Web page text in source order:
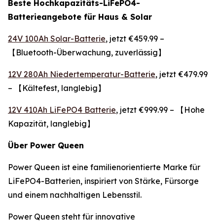
Beste Hochkapazitäts-LiFePO4-
Batterieangebote für Haus & Solar
24V 100Ah Solar-Batterie, jetzt €459.99 –
【Bluetooth-Überwachung, zuverlässig】
12V 280Ah Niedertemperatur-Batterie, jetzt €479.99
– 【Kältefest, langlebig】
12V 410Ah LiFePO4 Batterie, jetzt €999.99 – 【Hohe
Kapazität, langlebig】
Über Power Queen
Power Queen ist eine familienorientierte Marke für
LiFePO4-Batterien, inspiriert von Stärke, Fürsorge
und einem nachhaltigen Lebensstil.
Power Queen steht für innovative